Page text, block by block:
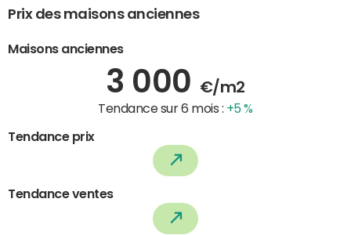
Prix des maisons anciennes
Maisons anciennes
3 000 €/m2
Tendance sur 6 mois : +5 %
Tendance prix
Tendance ventes